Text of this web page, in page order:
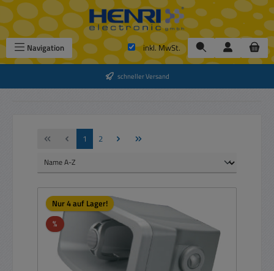
Zum Hauptinhalt springen
Navigation inkl. MwSt.
schneller Versand
Seite
1 Seite
2
Nur 4 auf Lager!
%Rabatt